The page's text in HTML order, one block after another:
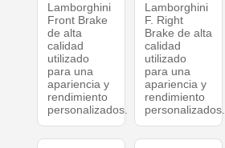
Lamborghini
Front Brake
de alta
calidad
utilizado
para una
apariencia y
rendimiento
personalizados.
Lamborghini
F. Right
Brake de alta
calidad
utilizado
para una
apariencia y
rendimiento
personalizados.